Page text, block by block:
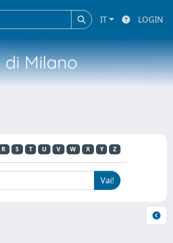
IT LOGIN
Milano
R S T U V W X Y Z